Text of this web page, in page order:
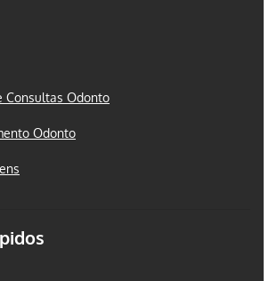
Consultas Odonto
Odonto